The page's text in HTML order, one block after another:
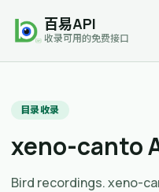
百易API
收录可用的免费接口
目录收录
xeno-canto
Bird recordings. xeno-